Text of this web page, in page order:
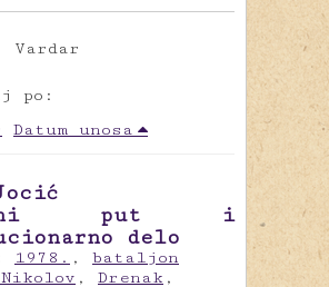
Vardar
po:
Datum unosa
put i
delo
1978. , bataljon
, Drenak ,